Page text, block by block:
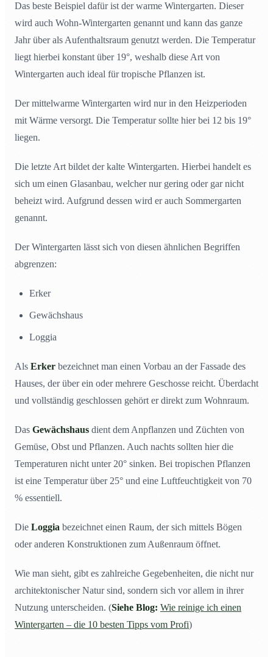
Das beste Beispiel dafür ist der warme Wintergarten. Dieser
wird auch Wohn-Wintergarten genannt und kann das ganze
Jahr über als Aufenthaltsraum genutzt werden. Die Temperatur
liegt hierbei konstant über 19°, weshalb diese Art von
Wintergarten auch ideal für tropische Pflanzen ist.
Der mittelwarme Wintergarten wird nur in den Heizperioden
mit Wärme versorgt. Die Temperatur sollte hier bei 12 bis 19°
liegen.
Die letzte Art bildet der kalte Wintergarten. Hierbei handelt es
sich um einen Glasanbau, welcher nur gering oder gar nicht
beheizt wird. Aufgrund dessen wird er auch Sommergarten
genannt.
Der Wintergarten lässt sich von diesen ähnlichen Begriffen
abgrenzen:
Erker
Gewächshaus
Loggia
Als Erker bezeichnet man einen Vorbau an der Fassade des
Hauses, der über ein oder mehrere Geschosse reicht. Überdacht
und vollständig geschlossen gehört er direkt zum Wohnraum.
Das Gewächshaus dient dem Anpflanzen und Züchten von
Gemüse, Obst und Pflanzen. Auch nachts sollten hier die
Temperaturen nicht unter 20° sinken. Bei tropischen Pflanzen
ist eine Temperatur über 25° und eine Luftfeuchtigkeit von 70
% essentiell.
Die Loggia bezeichnet einen Raum, der sich mittels Bögen
oder anderen Konstruktionen zum Außenraum öffnet.
Wie man sieht, gibt es zahlreiche Gegebenheiten, die nicht nur
architektonischer Natur sind, sondern sich vor allem in ihrer
Nutzung unterscheiden. (Siehe Blog: Wie reinige ich einen
Wintergarten – die 10 besten Tipps vom Profi)